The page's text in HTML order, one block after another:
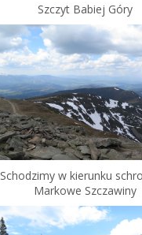
Szczyt Babiej Góry
Schodzimy w kierunku
Markowe Szczawiny